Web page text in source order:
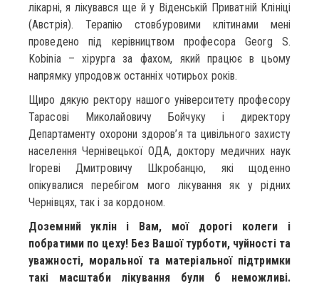
лікарні, я лікувався ще й у Віденській Приватній Клініці
(Австрія). Терапію стовбуровими клітинами мені
проведено під керівництвом професора Georg S.
Kobinia – хірурга за фахом, який працює в цьому
напрямку упродовж останніх чотирьох років.
Щиро дякую ректору нашого університету професору
Тарасові Миколайовичу Бойчуку і директору
Департаменту охорони здоров’я та цивільного захисту
населення Чернівецької ОДА, доктору медичних наук
Ігореві Дмитровичу Шкробанцю, які щоденно
опікувалися перебігом мого лікування як у рідних
Чернівцях, так і за кордоном.
Доземний уклін і Вам, мої дорогі колеги і
побратими по цеху! Без Вашої турботи, чуйності та
уважності, моральної та матеріальної підтримки
такі масштаби лікування були б неможливі.